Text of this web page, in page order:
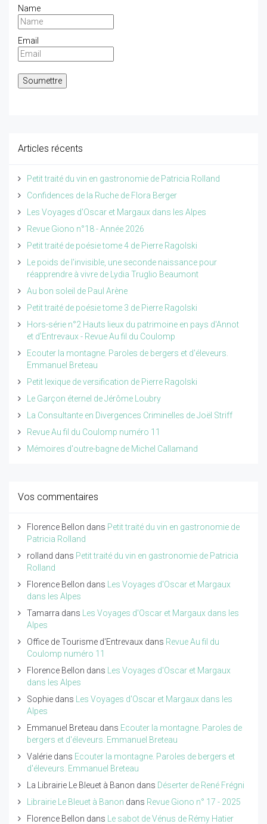
Name
Email
Articles récents
Petit traité du vin en gastronomie de Patricia Rolland
Confidences de la Ruche de Flora Berger
Les Voyages d'Oscar et Margaux dans les Alpes
Revue Giono n°18 - Année 2026
Petit traité de poésie tome 4 de Pierre Ragolski
Le poids de l'invisible, une seconde naissance pour
réapprendre à vivre de Lydia Truglio Beaumont
Au bon soleil de Paul Arène
Petit traité de poésie tome 3 de Pierre Ragolski
Hors-série n°2 Hauts lieux du patrimoine en pays d'Annot
et d'Entrevaux - Revue Au fil du Coulomp
Ecouter la montagne. Paroles de bergers et d'éleveurs.
Emmanuel Breteau
Petit lexique de versification de Pierre Ragolski
Le Garçon éternel de Jérôme Loubry
La Consultante en Divergences Criminelles de Joël Striff
Revue Au fil du Coulomp numéro 11
Mémoires d'outre-bagne de Michel Callamand
Vos commentaires
Florence Bellon dans Petit traité du vin en gastronomie de
Patricia Rolland
rolland dans Petit traité du vin en gastronomie de Patricia
Rolland
Florence Bellon dans
Les Voyages d'Oscar et Margaux
dans les Alpes
Tamarra dans
Les Voyages d'Oscar et Margaux dans les
Alpes
Office de Tourisme d'Entrevaux dans Revue Au fil du
Coulomp numéro 11
Florence Bellon dans
Les Voyages d'Oscar et Margaux
dans les Alpes
Sophie dans
Les Voyages d'Oscar et Margaux dans les
Alpes
Emmanuel Breteau dans Ecouter la montagne. Paroles de
bergers et d'éleveurs. Emmanuel Breteau
Valérie dans Ecouter la montagne. Paroles de bergers et
d'éleveurs. Emmanuel Breteau
La Librairie Le Bleuet à Banon dans Déserter de René Frégni
Librairie Le Bleuet à Banon dans Revue Giono n° 17 - 2025
Florence Bellon dans
Le sabot de Vénus de Rémy Hatier